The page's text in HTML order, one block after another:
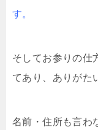
す。
そしてお参りの仕
てあり、ありがた
名前・住所も言わ